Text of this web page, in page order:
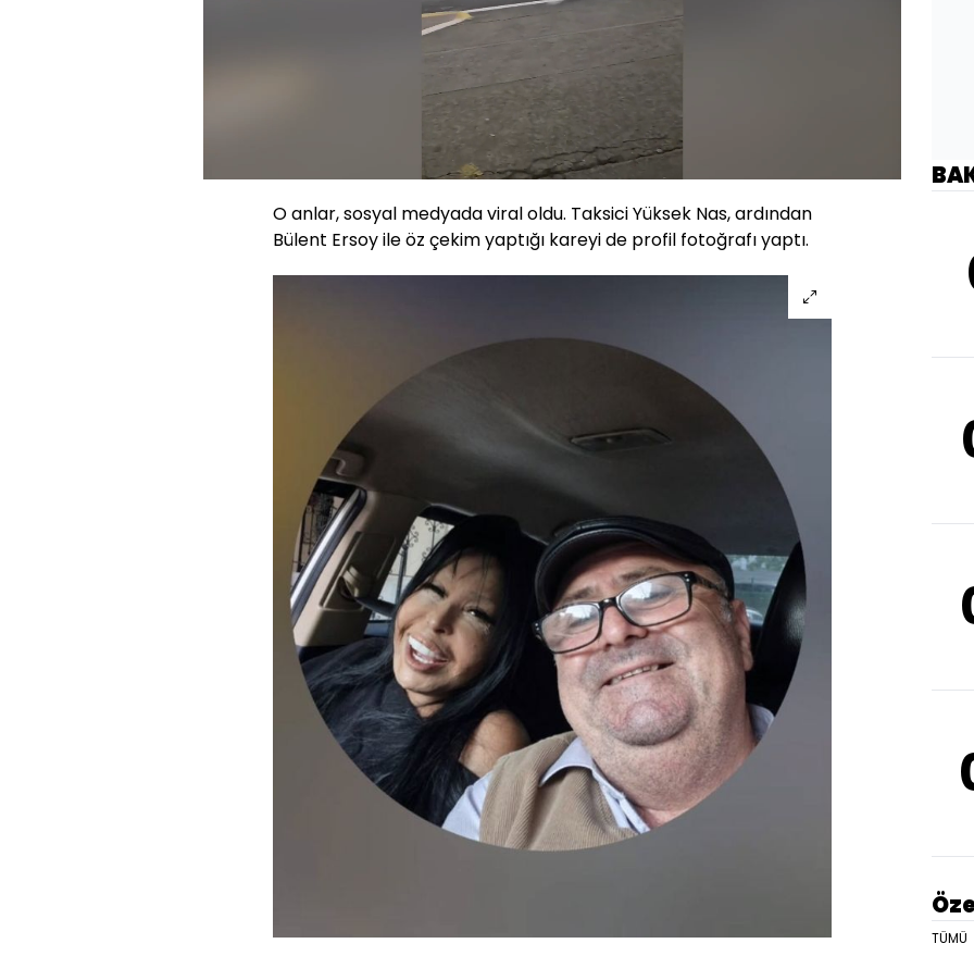
Aç
Yüklendi
Hızı
O anlar, sosyal medyada viral oldu. Taksici Yüksek Nas, ardından
Bülent Ersoy ile öz çekim yaptığı kareyi de profil fotoğrafı yaptı.
TÜMÜ